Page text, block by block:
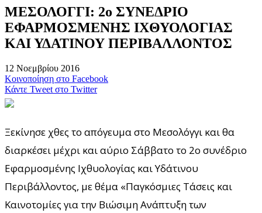
ΜΕΣΟΛΟΓΓΙ: 2ο ΣΥΝΕΔΡΙΟ
ΕΦΑΡΜΟΣΜΕΝΗΣ ΙΧΘΥΟΛΟΓΙΑΣ
ΚΑΙ ΥΔΑΤΙΝΟΥ ΠΕΡΙΒΑΛΛΟΝΤΟΣ
12 Νοεμβρίου 2016
Κοινοποίηση στο Facebook
Κάντε Tweet στο Twitter
Ξεκίνησε χθες το απόγευμα στο Μεσολόγγι και θα
διαρκέσει μέχρι και αύριο Σάββατο το 2ο συνέδριο
Εφαρμοσμένης Ιχθυολογίας και Υδάτινου
Περιβάλλοντος, με θέμα «Παγκόσμιες Τάσεις και
Καινοτομίες για την Βιώσιμη Ανάπτυξη των